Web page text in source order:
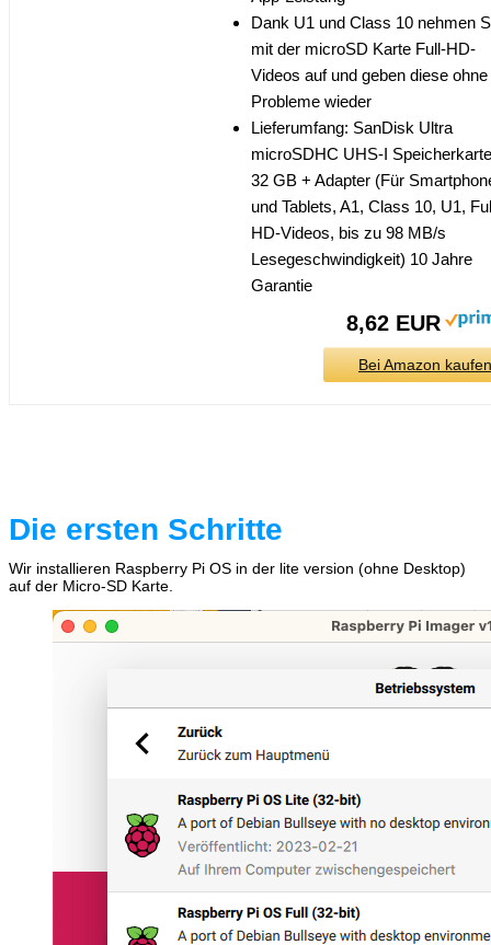
Dank U1 und Class 10 nehmen
mit der microSD Karte Full-HD-
Videos auf und geben diese ohne
Probleme wieder
Lieferumfang: SanDisk Ultra
microSDHC UHS-I Speicherkarte
32 GB + Adapter (Für
und Tablets, A1, Class 10, U1,
HD-Videos, bis zu 98 MB/s
Lesegeschwindigkeit) 10 Jahre
Garantie
8,62 EUR
Bei Amazon kaufen
Die ersten Schritte
Wir installieren Raspberry Pi OS in der lite version (ohne Desktop)
auf der Micro-SD Karte.